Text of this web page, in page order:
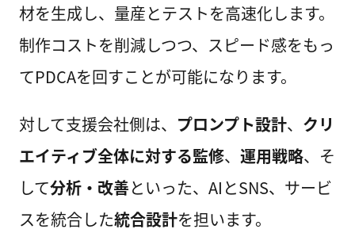
材を生成し、量産とテストを高速化します。
制作コストを削減しつつ、スピード感をもっ
てPDCAを回すことが可能になります。
対して支援会社側は、 プロンプト設計、 クリ
エイティブ全体に対する監修、 運用戦略、そ
して分析・改善といった、AIとSNS、サービ
スを統合した統合設計を担います。